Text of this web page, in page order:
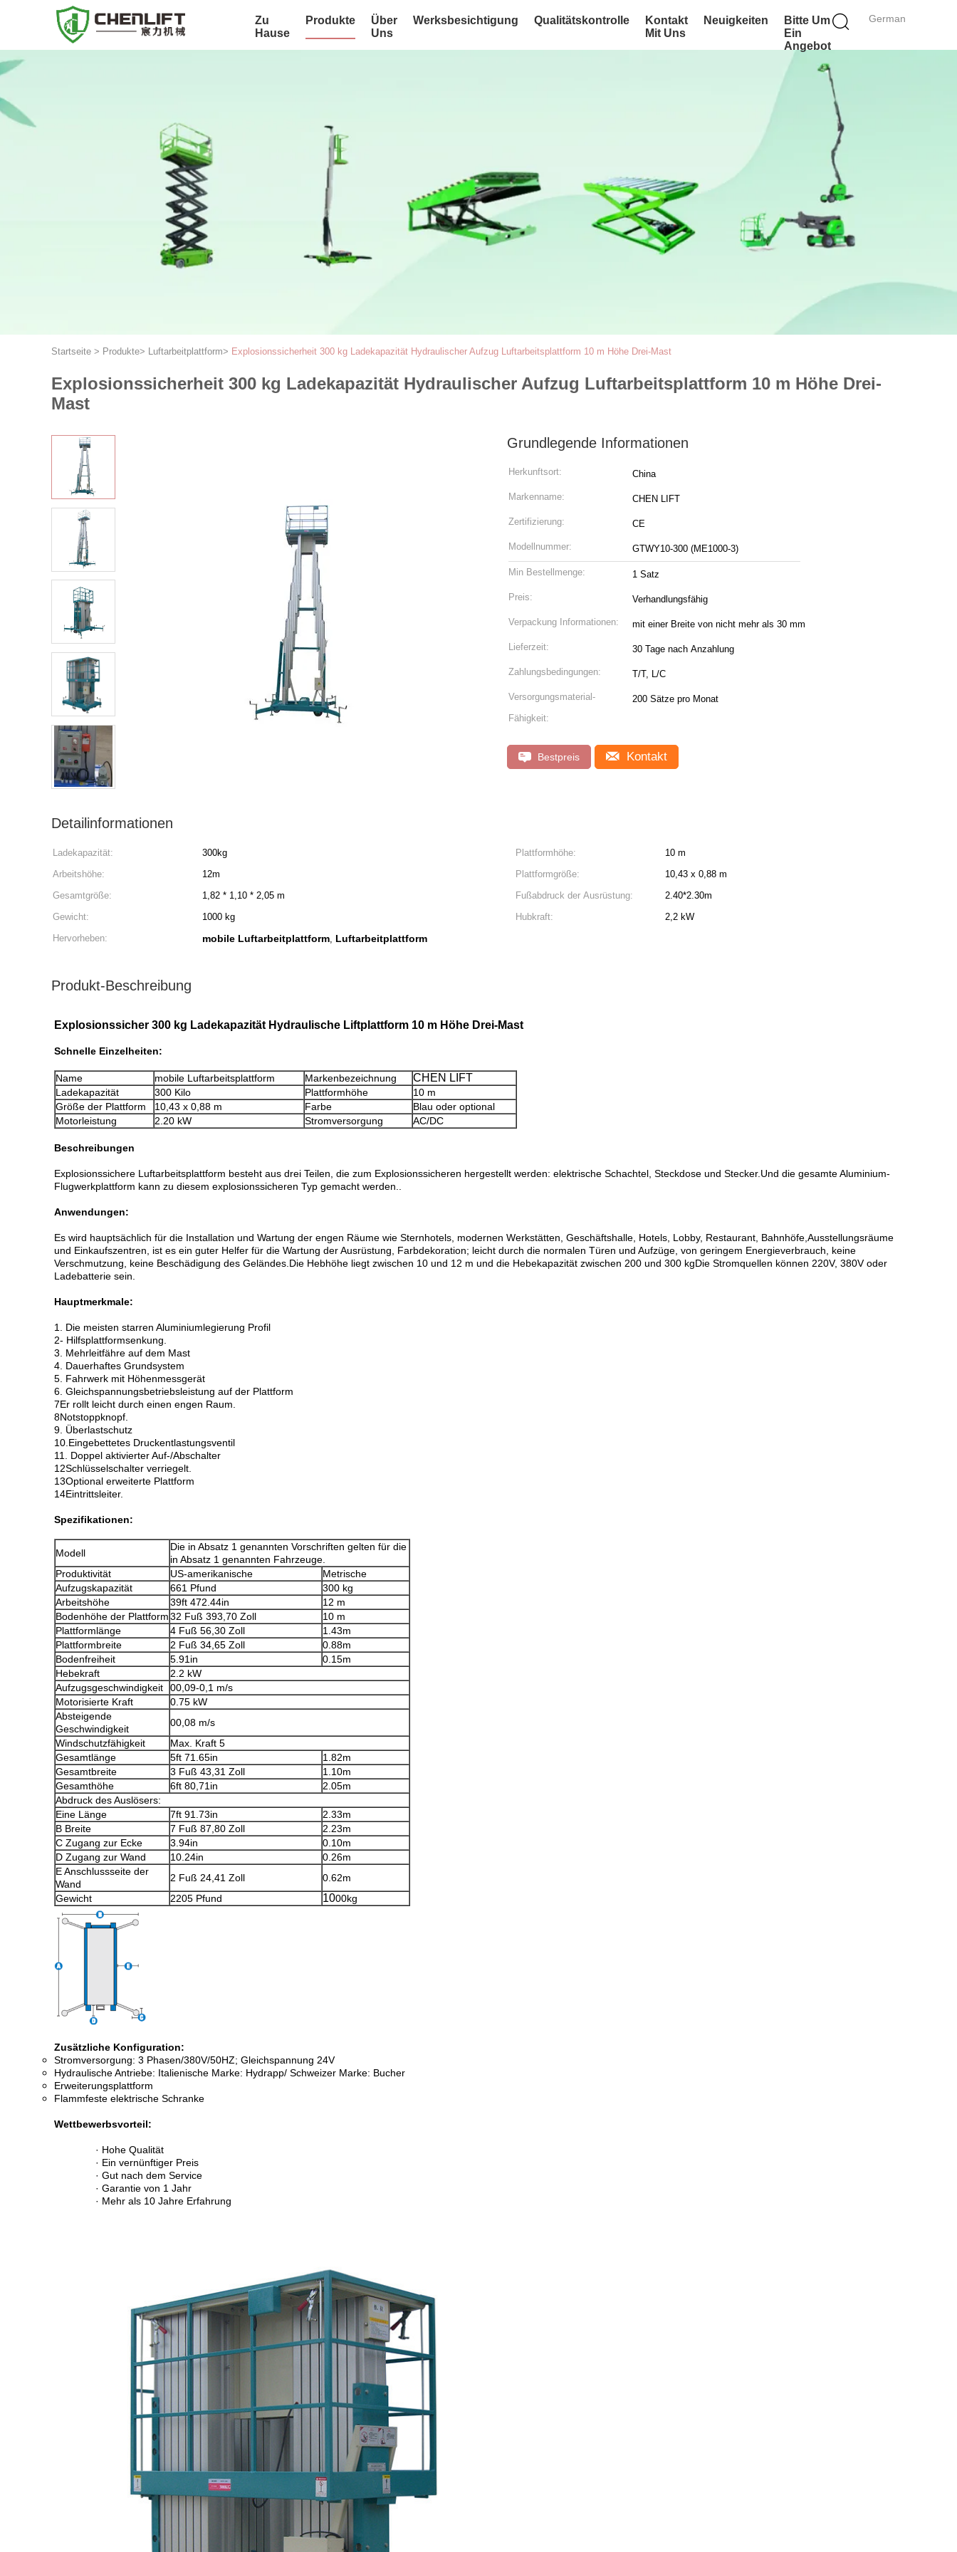
German
Zu
Hause
Produkte
Über
Uns
Werksbesichtigung Qualitätskontrolle
Kontakt
Mit Uns
Neuigkeiten
Bitte Um
Ein
Angebot
Startseite > Produkte> Luftarbeitplattform> Explosionssicherheit 300 kg Ladekapazität Hydraulischer Aufzug Luftarbeitsplattform 10 m Höhe Drei-Mast
Explosionssicherheit 300 kg Ladekapazität Hydraulischer Aufzug Luftarbeitsplattform 10 m Höhe Drei-
Mast
Grundlegende Informationen
Herkunftsort: China
Markenname: CHEN LIFT
Zertifizierung: CE
Modellnummer: GTWY10-300 (ME1000-3)
Min Bestellmenge: 1 Satz
Preis: Verhandlungsfähig
Verpackung Informationen: mit einer Breite von nicht mehr als 30 mm
Lieferzeit: 30 Tage nach Anzahlung
Zahlungsbedingungen: T/T, L/C
Versorgungsmaterial-
Fähigkeit:
200 Sätze pro Monat
Bestpreis Kontakt
Detailinformationen
Ladekapazität: 300kg Plattformhöhe:
10 m
Arbeitshöhe:
12m Plattformgröße:
10,43 x 0,88 m
Gesamtgröße:
1,82 * 1,10 * 2,05 m Fußabdruck der Ausrüstung:
2.40*2.30m
Gewicht:
1000 kg Hubkraft:
2,2 kW
Hervorheben:
mobile Luftarbeitplattform, Luftarbeitplattform
Produkt-Beschreibung
Explosionssicher 300 kg Ladekapazität Hydraulische Liftplattform 10 m Höhe Drei-Mast
Schnelle Einzelheiten:
Name mobile Luftarbeitsplattform Markenbezeichnung CHEN LIFT
Ladekapazität 300 Kilo Plattformhöhe
10 m
Größe der Plattform
10,43 x 0,88 m Farbe
Blau oder optional
Motorleistung
2.20 kW Stromversorgung AC/DC
Beschreibungen
Explosionssichere Luftarbeitsplattform besteht aus drei Teilen, die zum Explosionssicheren hergestellt werden: elektrische Schachtel, Steckdose und Stecker.Und die gesamte Aluminium-
Flugwerkplattform kann zu diesem explosionssicheren Typ gemacht werden..
Anwendungen:
Es wird hauptsächlich für die Installation und Wartung der engen Räume wie Sternhotels, modernen Werkstätten, Geschäftshalle, Hotels, Lobby, Restaurant, Bahnhöfe,Ausstellungsräume
und Einkaufszentren, ist es ein guter Helfer für die Wartung der Ausrüstung, Farbdekoration; leicht durch die normalen Türen und Aufzüge, von geringem Energieverbrauch, keine
Verschmutzung, keine Beschädigung des Geländes.Die Hebhöhe liegt zwischen 10 und 12 m und die Hebekapazität zwischen 200 und 300 kgDie Stromquellen können 220V, 380V oder
Ladebatterie sein.
Hauptmerkmale:
1. Die meisten starren Aluminiumlegierung Profil
2- Hilfsplattformsenkung.
3. Mehrleitfähre auf dem Mast
4. Dauerhaftes Grundsystem
5. Fahrwerk mit Höhenmessgerät
6. Gleichspannungsbetriebsleistung auf der Plattform
7Er rollt leicht durch einen engen Raum.
8Notstoppknopf.
9. Überlastschutz
10.Eingebettetes Druckentlastungsventil
11. Doppel aktivierter Auf-/Abschalter
12Schlüsselschalter verriegelt.
13Optional erweiterte Plattform
14Eintrittsleiter.
Spezifikationen:
Modell
Die in Absatz 1 genannten Vorschriften gelten für die
in Absatz 1 genannten Fahrzeuge.
Produktivität
US-amerikanische
Metrische
Aufzugskapazität
661 Pfund
300 kg
Arbeitshöhe
39ft 472.44in
12 m
Bodenhöhe der Plattform32 Fuß 393,70 Zoll
10 m
Plattformlänge
4 Fuß 56,30 Zoll
1.43m
Plattformbreite
2 Fuß 34,65 Zoll
0.88m
Bodenfreiheit
5.91in
0.15m
Hebekraft
2.2 kW
Aufzugsgeschwindigkeit
00,09-0,1 m/s
Motorisierte Kraft
0.75 kW
Absteigende
Geschwindigkeit
00,08 m/s
Windschutzfähigkeit
Max. Kraft 5
Gesamtlänge
5ft 71.65in
1.82m
Gesamtbreite
3 Fuß 43,31 Zoll
1.10m
Gesamthöhe
6ft 80,71in
2.05m
Abdruck des Auslösers:
Eine Länge
7ft 91.73in
2.33m
B Breite
7 Fuß 87,80 Zoll
2.23m
C Zugang zur Ecke
3.94in
0.10m
D Zugang zur Wand
10.24in
0.26m
E Anschlussseite der
Wand
2 Fuß 24,41 Zoll
0.62m
Gewicht
2205 Pfund 1000kg
Zusätzliche Konfiguration:
Stromversorgung: 3 Phasen/380V/50HZ; Gleichspannung 24V
Hydraulische Antriebe: Italienische Marke: Hydrapp/ Schweizer Marke: Bucher
Erweiterungsplattform
Flammfeste elektrische Schranke
Wettbewerbsvorteil:
· Hohe Qualität
· Ein vernünftiger Preis
· Gut nach dem Service
· Garantie von 1 Jahr
· Mehr als 10 Jahre Erfahrung